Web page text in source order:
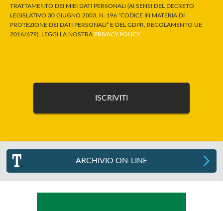
TRATTAMENTO DEI MIEI DATI PERSONALI (AI SENSI DEL DECRETO
LEGISLATIVO 30 GIUGNO 2003, N. 196 “CODICE IN MATERIA DI
PROTEZIONE DEI DATI PERSONALI” E DEL GDPR, REGOLAMENTO UE
2016/679). LEGGI LA NOSTRA PRIVACY POLICY.
ARCHIVIO ON-LINE